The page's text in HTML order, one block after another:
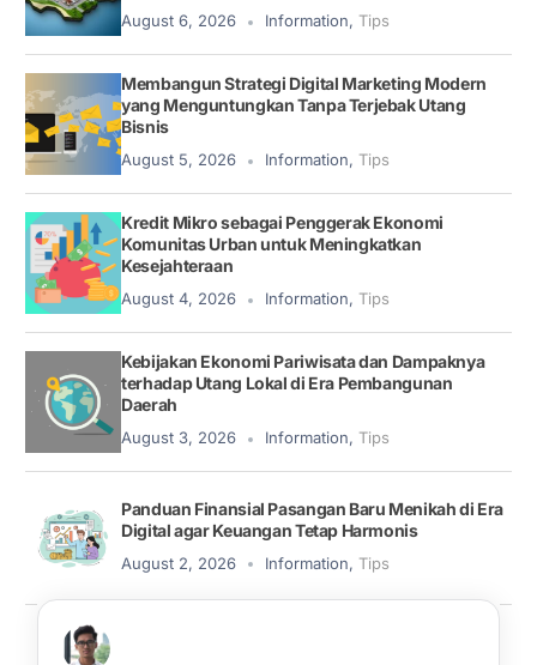
August 6, 2026 Information, Tips
Membangun Strategi Digital Marketing Modern
yang Menguntungkan Tanpa Terjebak Utang
Bisnis
August 5, 2026 Information, Tips
Kredit Mikro sebagai Penggerak Ekonomi
Komunitas Urban untuk Meningkatkan
Kesejahteraan
August 4, 2026 Information, Tips
Kebijakan Ekonomi Pariwisata dan Dampaknya
terhadap Utang Lokal di Era Pembangunan
Daerah
August 3, 2026 Information, Tips
Panduan Finansial Pasangan Baru Menikah di Era
Digital agar Keuangan Tetap Harmonis
August 2, 2026 Information, Tips